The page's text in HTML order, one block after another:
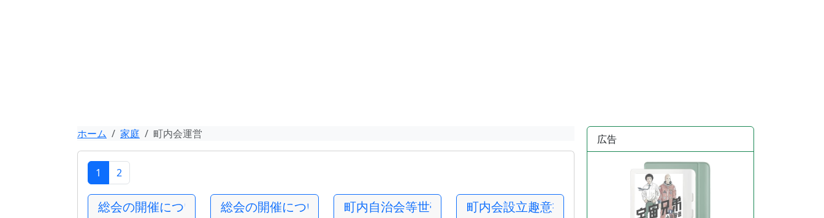
ホーム 家庭 町内会運営
1 2
総会の開催について 総会の開催について 町内自治会等世帯(会員)数変更届
町内会設立趣意書
広告